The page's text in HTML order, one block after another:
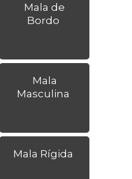
Mala de
Bordo
Mala
Masculina
Mala Rígida